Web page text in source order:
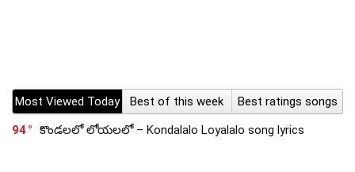
Most Viewed Today Best of this week
Best ratings songs
94
కొండలలో లోయలలో – Kondalalo Loyalalo song lyrics